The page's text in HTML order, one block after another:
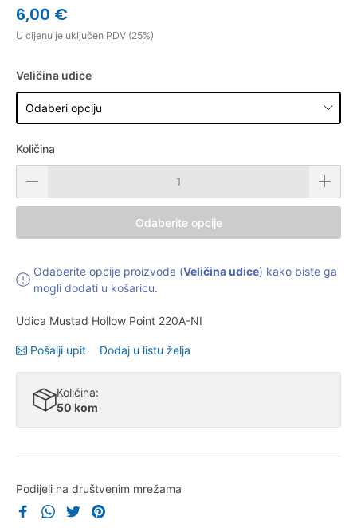
6,00 €
U cijenu je uključen PDV (25%)
Veličina udice
Količina
Odaberite opcije
Odaberite opcije proizvoda (Veličina udice) kako biste ga
mogli dodati u košaricu.
Udica Mustad Hollow Point 220A-NI
Pošalji upit Dodaj u listu želja
Količina:
50 kom
Podijeli na društvenim mrežama